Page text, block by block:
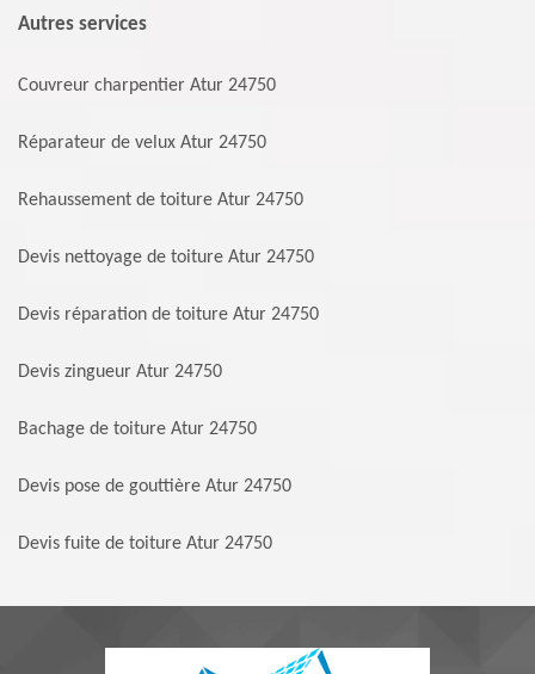
Autres services
Couvreur charpentier Atur 24750
Réparateur de velux Atur 24750
Rehaussement de toiture Atur 24750
Devis nettoyage de toiture Atur 24750
Devis réparation de toiture Atur 24750
Devis zingueur Atur 24750
Bachage de toiture Atur 24750
Devis pose de gouttière Atur 24750
Devis fuite de toiture Atur 24750